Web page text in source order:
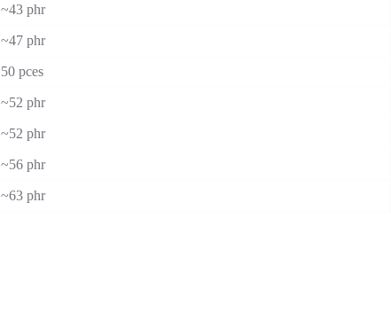
~43 phr
~47 phr
50 pces
~52 phr
~52 phr
~56 phr
~63 phr